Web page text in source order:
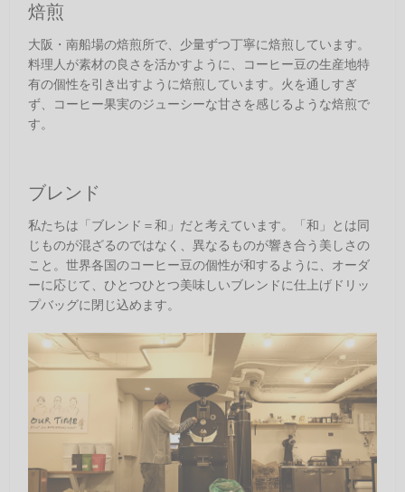
焙煎
大阪・南船場の焙煎所で、少量ずつ丁寧に焙煎しています。
料理人が素材の良さを活かすように、コーヒー豆の生産地特
有の個性を引き出すように焙煎しています。火を通しすぎ
ず、コーヒー果実のジューシーな甘さを感じるような焙煎で
す。
ブレンド
私たちは「ブレンド＝和」だと考えています。「和」とは同
じものが混ざるのではなく、異なるものが響き合う美しさの
こと。世界各国のコーヒー豆の個性が和するように、オーダ
ーに応じて、ひとつひとつ美味しいブレンドに仕上げドリッ
プバッグに閉じ込めます。